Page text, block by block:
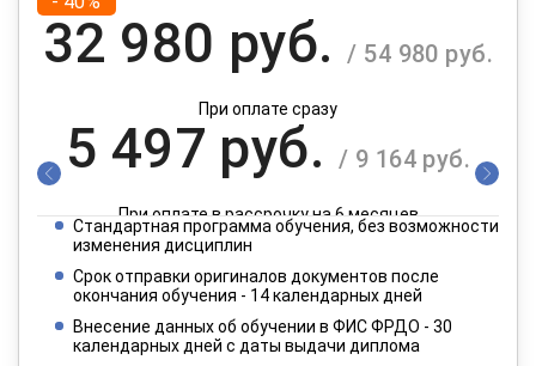
32 980 руб. / 54 980 руб.
При оплате сразу
5 497 руб. / 9 164 руб.
При оплате в рассрочку на 6 месяцев
2 749 руб.
При оплате в рассрочку на 12 месяцев
Стандартная программа обучения, без возможности
изменения дисциплин
Срок отправки оригиналов документов после
окончания обучения - 14 календарных дней
Внесение данных об обучении в ФИС ФРДО - 30
календарных дней с даты выдачи диплома